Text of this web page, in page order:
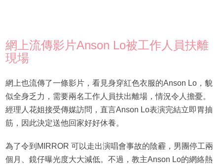
網上流傳影片Anson Lo被工作人員扶離
現場
網上也流傳了一條影片，看見身穿紅色衣服的Anson Lo，貌
似全身乏力，需要兩名工作人員扶出離場，情況令人擔憂。
經理人花姐接受傳媒訪問，直言Anson Lo表演完結立即胃抽
筋，因此決定送他回家好好休養。
為了令到MIRROR 可以走出演唱會事故的陰霾，男團停工兩
個月、鏡仔曝光度大大減低。不過，教主Anson Lo的網絡熱